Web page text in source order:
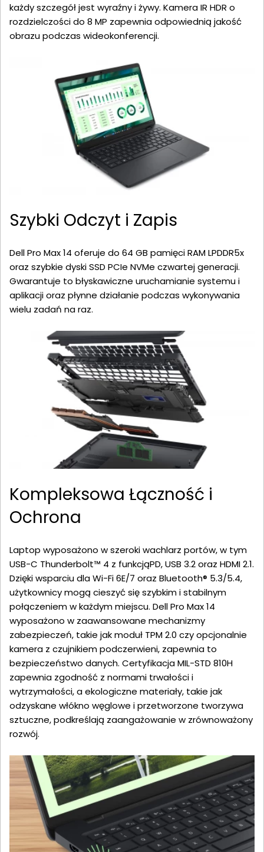
każdy szczegół jest wyraźny i żywy. Kamera IR HDR o
rozdzielczości do 8 MP zapewnia odpowiednią jakość
obrazu podczas wideokonferencji.
Szybki Odczyt i Zapis
Dell Pro Max 14 oferuje do 64 GB pamięci RAM LPDDR5x
oraz szybkie dyski SSD PCIe NVMe czwartej generacji.
Gwarantuje to błyskawiczne uruchamianie systemu i
aplikacji oraz płynne działanie podczas wykonywania
wielu zadań na raz.
Kompleksowa Łączność i
Ochrona
Laptop wyposażono w szeroki wachlarz portów, w tym
USB-C Thunderbolt™ 4 z funkcjąPD, USB 3.2 oraz HDMI 2.1.
Dzięki wsparciu dla Wi-Fi 6E/7 oraz Bluetooth® 5.3/5.4,
użytkownicy mogą cieszyć się szybkim i stabilnym
połączeniem w każdym miejscu. Dell Pro Max 14
wyposażono w zaawansowane mechanizmy
zabezpieczeń, takie jak moduł TPM 2.0 czy opcjonalnie
kamera z czujnikiem podczerwieni, zapewnia to
bezpieczeństwo danych. Certyfikacja MIL-STD 810H
zapewnia zgodność z normami trwałości i
wytrzymałości, a ekologiczne materiały, takie jak
odzyskane włókno węglowe i przetworzone tworzywa
sztuczne, podkreślają zaangażowanie w zrównoważony
rozwój.